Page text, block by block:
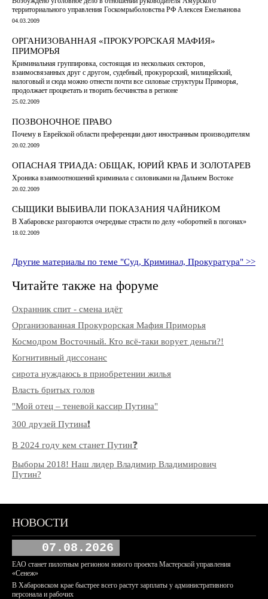
территориального управления Госкомрыболовства РФ Алексея Емельянова
04.03.2009
ОРГАНИЗОВАННАЯ «ПРОКУРОРСКАЯ МАФИЯ»
ПРИМОРЬЯ
Криминальная группировка, состоящая из нескольких секторов,
взаимосвязанных друг с другом, судебный, прокурорский, милицейский,
налоговый и сюда можно отнести почти все силовые структуры Приморья,
продолжает процветать и творить бесчинства в регионе
25.02.2009
ПОЗВОНОЧНОЕ ПРАВО
Почему в Еврейской области преференции дают иностранным производителям
20.02.2009
ОПАСНАЯ ТРИАДА: ОБЩАК, ЮРИЙ КРАБ И ЗОЛОТАРЕВ
Хроника взаимоотношений криминала с силовиками на Дальнем Востоке
20.02.2009
СЫЩИКИ ВЫБИВАЛИ ПОКАЗАНИЯ ЧАЙНИКОМ
В Хабаровске разгораются очередные страсти по делу «оборотней в погонах»
18.02.2009
Другие материалы по теме "Суд, Криминал, Прокуратура" >>
Читайте также на форуме
Охранник спит - смена идёт
Организованная Прокурорская Мафия Приморья
Космодром Восточный. Кто всё-таки ворует деньги?!
Когнитивный диссонанс
сирота нуждаюсь в приобретении жилья
Власть бритых голов
"Мой отец – теневой кассир Путина"
300 друзей Путина❗️
В 2024 году кем станет Путин❓
Выборы 2018! Наш лидер Владимир Владимирович
Путин?
НОВОСТИ
07.08.2026
ЕАО станет пилотным регионом нового проекта Мастерской управления
«Сенеж»
В Хабаровском крае быстрее всего растут зарплаты у административного
персонала и рабочих